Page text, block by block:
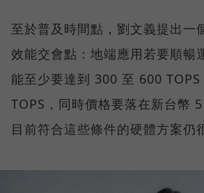
至於普及時間點，劉文義提出一
效能交會點：地端應用若要順暢
能至少要達到 300 至 600
TOPS，同時價格要落在新台幣 5
目前符合這些條件的硬體方案仍